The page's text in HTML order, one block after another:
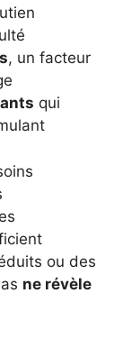
, un facteur
qui
ou des
ne révèle